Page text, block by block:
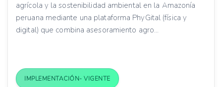
agrícola y la sostenibilidad ambiental en la Amazonía
peruana mediante una plataforma PhyGital (física y
digital) que combina asesoramiento agro...
IMPLEMENTACIÓN- VIGENTE